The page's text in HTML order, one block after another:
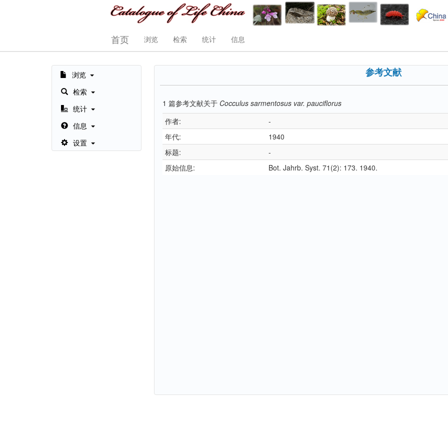
首页 浏览 检索 统计 信息
浏览
检索
统计
信息
设置
参考文献
1 篇参考文献关于 Cocculus sarmentosus var. pauciflorus
作者:
-
年代:
1940
标题:
-
原始信息:
Bot. Jahrb. Syst. 71(2): 173. 1940.